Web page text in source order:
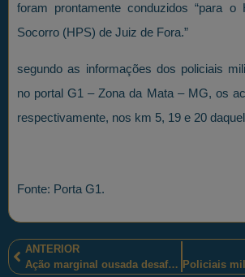
foram prontamente conduzidos “para o
Socorro (HPS) de Juiz de Fora.”
segundo as informações dos policiais
no portal G1 – Zona da Mata – MG, os
respectivamente, nos km 5, 19 e 20
Fonte: Porta G1.
ANTERIOR
Ação marginal ousada desafia forças fluminenses de segurança pública